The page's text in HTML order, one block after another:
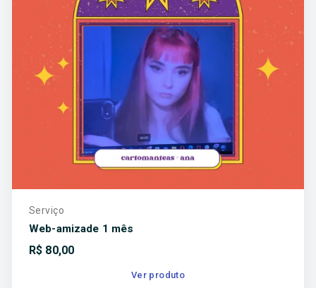
Serviço
Web-amizade 1 mês
R$ 80,00
Ver produto